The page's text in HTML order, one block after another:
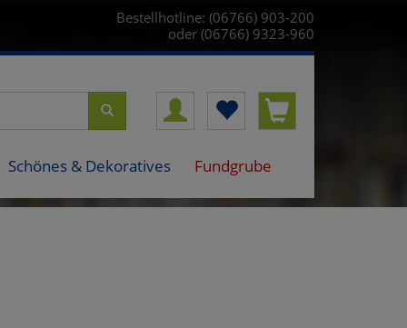
Bestellhotline: (06766) 903-200
oder (06766) 9323-960
Schönes & Dekoratives Fundgrube